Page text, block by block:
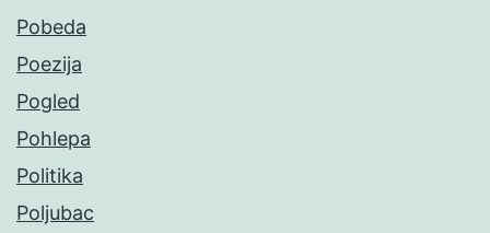
Pobeda
Poezija
Pogled
Pohlepa
Politika
Poljubac